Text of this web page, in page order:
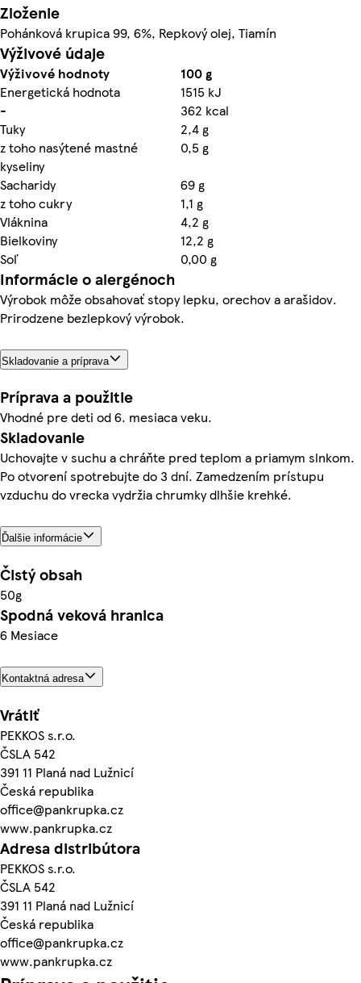
Zloženie
Pohánková krupica 99, 6%, Repkový olej, Tiamín
Výživové údaje
Výživové hodnoty
100 g
Energetická hodnota
1515 kJ
-
362 kcal
Tuky
2,4 g
z toho nasýtené mastné
kyseliny
0,5 g
Sacharidy
69 g
z toho cukry
1,1 g
Vláknina
4,2 g
Bielkoviny
12,2 g
Soľ
0,00 g
Informácie o alergénoch
Výrobok môže obsahovať stopy lepku, orechov a arašidov.
Prirodzene bezlepkový výrobok.
Skladovanie a príprava
Príprava a použitie
Vhodné pre deti od 6. mesiaca veku.
Skladovanie
Uchovajte v suchu a chráňte pred teplom a priamym slnkom.
Po otvorení spotrebujte do 3 dní. Zamedzením prístupu
vzduchu do vrecka vydržia chrumky dlhšie krehké.
Ďalšie informácie
Čistý obsah
50g
Spodná veková hranica
6 Mesiace
Kontaktná adresa
Vrátiť
PEKKOS s.r.o.
ČSLA 542
391 11 Planá nad Lužnicí
Česká republika
office@pankrupka.cz
www.pankrupka.cz
Adresa distribútora
PEKKOS s.r.o.
ČSLA 542
391 11 Planá nad Lužnicí
Česká republika
office@pankrupka.cz
www.pankrupka.cz